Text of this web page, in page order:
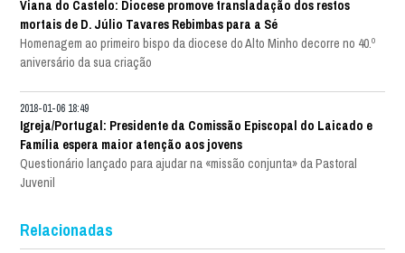
Viana do Castelo: Diocese promove transladação dos restos
mortais de D. Júlio Tavares Rebimbas para a Sé
Homenagem ao primeiro bispo da diocese do Alto Minho decorre no 40.º
aniversário da sua criação
2018-01-06 18:49
Igreja/Portugal: Presidente da Comissão Episcopal do Laicado e
Família espera maior atenção aos jovens
Questionário lançado para ajudar na «missão conjunta» da Pastoral
Juvenil
Relacionadas